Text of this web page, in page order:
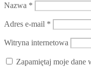
Nazwa *
Adres e-mail *
Witryna internetowa
Zapamiętaj moje dane